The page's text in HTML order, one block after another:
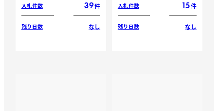
入札件数 39件
残り日数 なし
入札件数 15件
残り日数 なし